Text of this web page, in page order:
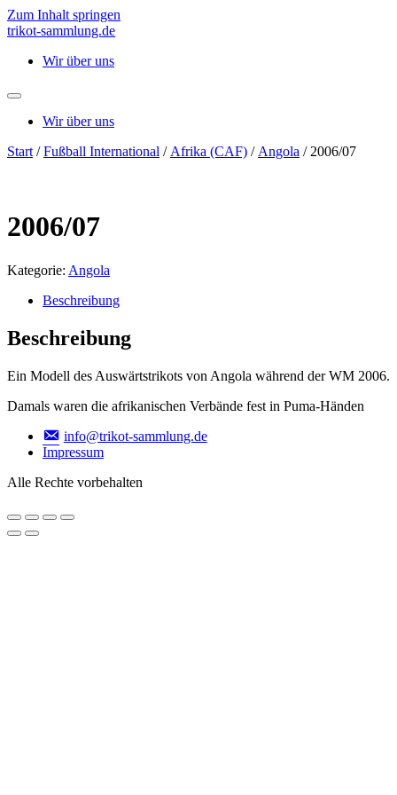
Zum Inhalt springen
trikot-sammlung.de
Wir über uns
Wir über uns
Start /Fußball International / Afrika (CAF) / Angola / 2006/07
2006/07
Kategorie: Angola
Beschreibung
Beschreibung
Ein Modell des Auswärtstrikots von Angola während der WM 2006.
Damals waren die afrikanischen Verbände fest in Puma-Händen
info@trikot-sammlung.de
Impressum
Alle Rechte vorbehalten